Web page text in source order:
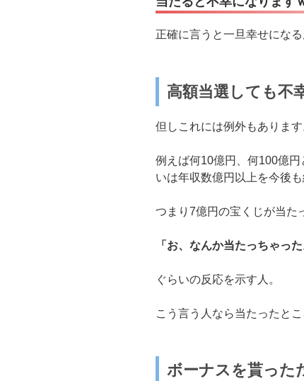
正確に言うと一旦幸せにな
高額当選しても不
但しこれには例外もありま
例えば何10億円、何100億
いは年収数億円以上を今後
つまり7億円の宝くじが当た
「お、なんか当たっちゃっ
ぐらいの反応を示す人。
こう言う人なら当たったと
ボーナスを貰った